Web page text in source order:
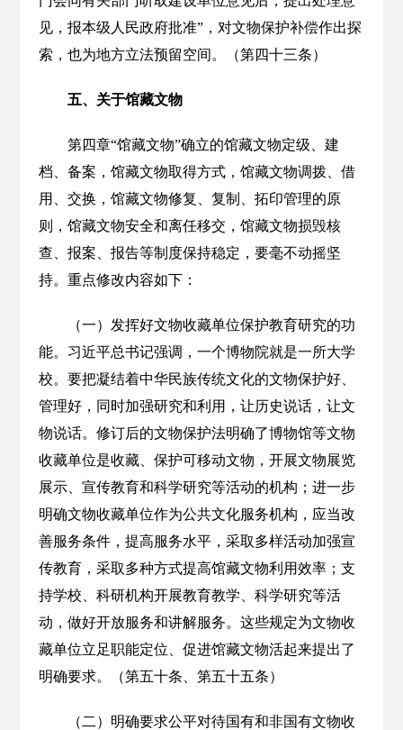
见，报本级人民政府批准”，对文物保护补偿作出探
索，也为地方立法预留空间。（第四十三条）
五、关于馆藏文物
第四章“馆藏文物”确立的馆藏文物定级、建
档、备案，馆藏文物取得方式，馆藏文物调拨、借
用、交换，馆藏文物修复、复制、拓印管理的原
则，馆藏文物安全和离任移交，馆藏文物损毁核
查、报案、报告等制度保持稳定，要毫不动摇坚
持。重点修改内容如下：
（一）发挥好文物收藏单位保护教育研究的功
能。习近平总书记强调，一个博物院就是一所大学
校。要把凝结着中华民族传统文化的文物保护好、
管理好，同时加强研究和利用，让历史说话，让文
物说话。修订后的文物保护法明确了博物馆等文物
收藏单位是收藏、保护可移动文物，开展文物展览
展示、宣传教育和科学研究等活动的机构；进一步
明确文物收藏单位作为公共文化服务机构，应当改
善服务条件，提高服务水平，采取多样活动加强宣
传教育，采取多种方式提高馆藏文物利用效率；支
持学校、科研机构开展教育教学、科学研究等活
动，做好开放服务和讲解服务。这些规定为文物收
藏单位立足职能定位、促进馆藏文物活起来提出了
明确要求。（第五十条、第五十五条）
（二）明确要求公平对待国有和非国有文物收